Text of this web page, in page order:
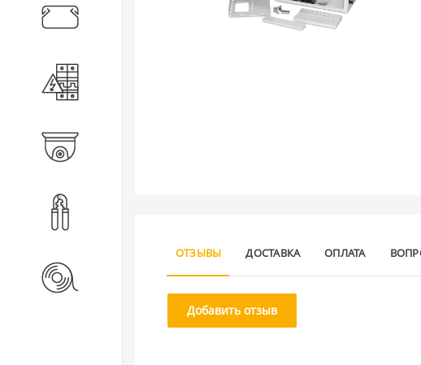
Кабеленесущие системы
Расходные материалы
ОТЗЫВЫ ДОСТАВКА ОПЛАТА
Добавить отзыв